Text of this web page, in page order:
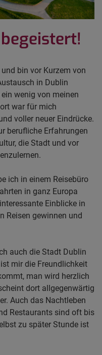
bin vor Kurzem von
in Dublin
wenig von meinen
war für mich
voller neuer Eindrücke.
berufliche Erfahrungen
die Stadt und vor
ich in einem Reisebüro
in ganz Europa
Einblicke in
Reisen gewinnen und
auch die Stadt Dublin
mir die Freundlichkeit
man wird herzlich
dort allgegenwärtig
Auch das Nachtleben
Restaurants sind oft bis
zu später Stunde ist